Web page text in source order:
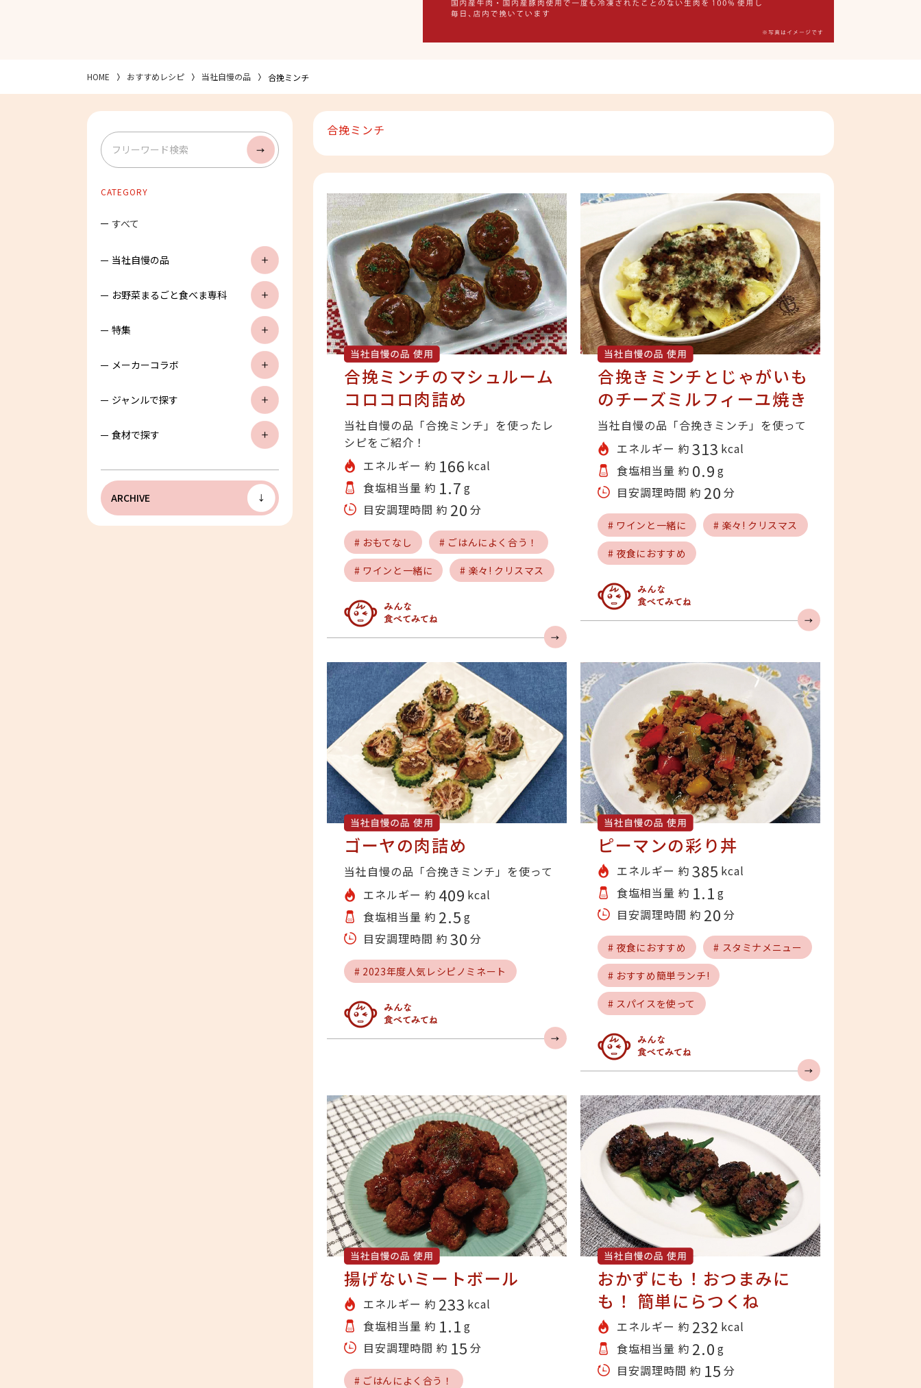
HOME おすすめレシピ 当社自慢の品 合挽ミンチ
合挽ミンチ
合挽ミンチのマシュルーム
コロコロ肉詰め
当社自慢の品「合挽ミンチ」を使ったレ
シピをご紹介！
エネルギー 約 166 kcal
食塩相当量 約 1.7 g
目安調理時間 約 20 分
# おもてなし # ごはんによく合う！
# ワインと一緒に # 楽々! クリスマス
みんな食べてみてね
合挽きミンチとじゃがいも
のチーズミルフィーユ焼き
当社自慢の品「合挽きミンチ」を使って
エネルギー 約 313 kcal
食塩相当量 約 0.9 g
目安調理時間 約 20 分
# ワインと一緒に # 楽々! クリスマス
# 夜食におすすめ
みんな食べてみてね
ゴーヤの肉詰め
当社自慢の品「合挽きミンチ」を使って
エネルギー 約 409 kcal
食塩相当量 約 2.5 g
目安調理時間 約 30 分
# 2023年度人気レシピノミネート
みんな食べてみてね
ピーマンの彩り丼
エネルギー 約 385 kcal
食塩相当量 約 1.1 g
目安調理時間 約 20 分
# 夜食におすすめ # スタミナメニュー
# おすすめ簡単ランチ!
# スパイスを使って
みんな食べてみてね
揚げないミートボール
エネルギー 約 233 kcal
食塩相当量 約 1.1 g
目安調理時間 約 15 分
# ごはんによく合う！
おかずにも！おつまみに
も！ 簡単にらつくね
エネルギー 約 232 kcal
食塩相当量 約 2.0 g
目安調理時間 約 15 分
検索
CATEGORY
すべて
当社自慢の品
お野菜まるごと食べま専科
特集
メーカーコラボ
ジャンルで探す
食材で探す
ARCHIVE